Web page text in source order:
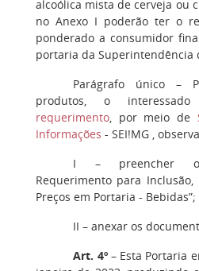
alcoólica mista de cerveja ou
no Anexo I poderão ter o
ponderado a consumidor
portaria da Superintendência
Parágrafo único –
produtos, o interessado
requerimento, por meio de
Informações - SEI!MG ,
I – preencher o
Requerimento para Inclusão,
Preços em Portaria - Bebidas”;
II – anexar os
Art. 4º– Esta Portaria